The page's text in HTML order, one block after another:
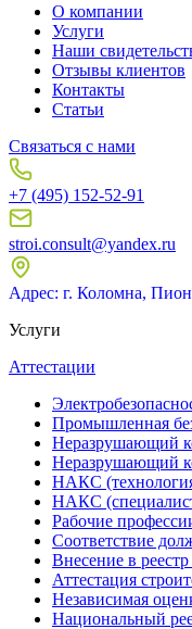
О компании
Услуги
Наши
Отзывы клиентов
Контакты
Статьи
Связаться с нами
+7 (495) 152-52-91
stroi.consult@yandex.ru
Адрес: г. Коломна,
Услуги
Аттестации
Промышленная
Неразрушающий
Неразрушающий
НАКС
НАКС
Рабочие
Соответствие
Внесение в
Аттестация
Независимая
Национальный